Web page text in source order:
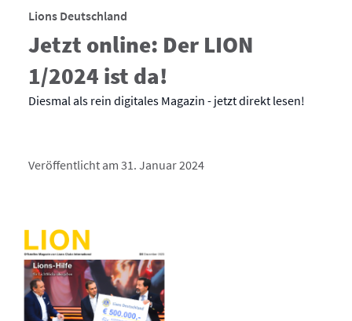
Lions Deutschland
Jetzt online: Der LION
1/2024 ist da!
Diesmal als rein digitales Magazin - jetzt direkt lesen!
Veröffentlicht am 31. Januar 2024